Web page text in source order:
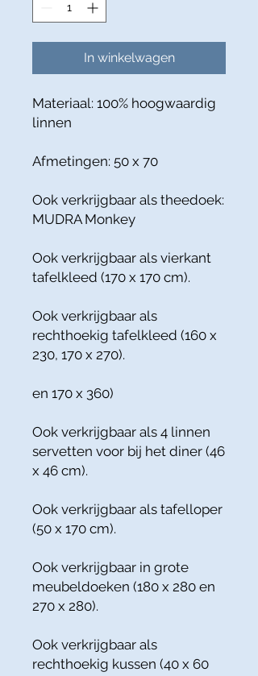
In winkelwagen
Materiaal: 100% hoogwaardig
linnen
Afmetingen: 50 x 70
Ook verkrijgbaar als theedoek:
MUDRA Monkey
Ook verkrijgbaar als vierkant
tafelkleed (170 x 170 cm).
Ook verkrijgbaar als
rechthoekig tafelkleed (160 x
230, 170 x 270).
en 170 x 360)
Ook verkrijgbaar als 4 linnen
servetten voor bij het diner (46
x 46 cm).
Ook verkrijgbaar als tafelloper
(50 x 170 cm).
Ook verkrijgbaar in grote
meubeldoeken (180 x 280 en
270 x 280).
Ook verkrijgbaar als
rechthoekig kussen (40 x 60